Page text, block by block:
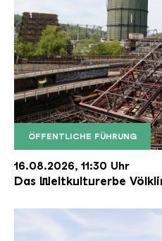
ÖFFENTLICHE FÜHRUNG
Der Erzschrägaufzug
Copyright:
16.08.2026, 11:30 Uhr
Das Weltkulturerbe